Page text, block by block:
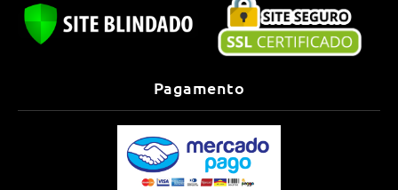
Pagamento